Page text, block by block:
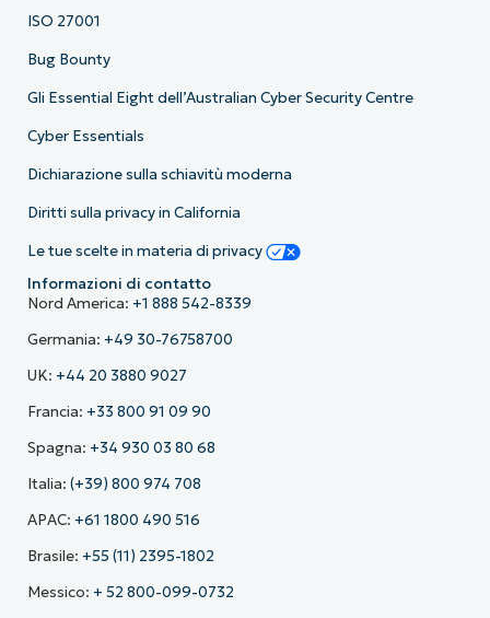
ISO 27001
Bug Bounty
Gli Essential Eight dell’Australian Cyber Security Centre
Cyber Essentials
Dichiarazione sulla schiavitù moderna
Diritti sulla privacy in California
Le tue scelte in materia di privacy
Informazioni di contatto
Nord America: +1 888 542-8339
Germania: +49 30-76758700
UK: +44 20 3880 9027
Francia: +33 800 91 09 90
Spagna: +34 930 03 80 68
Italia: (+39) 800 974 708
APAC: +61 1800 490 516
Brasile: +55 (11) 2395-1802
Messico: + 52 800-099-0732